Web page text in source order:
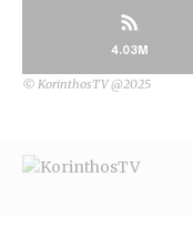
4.03M
© KorinthosTV @2025